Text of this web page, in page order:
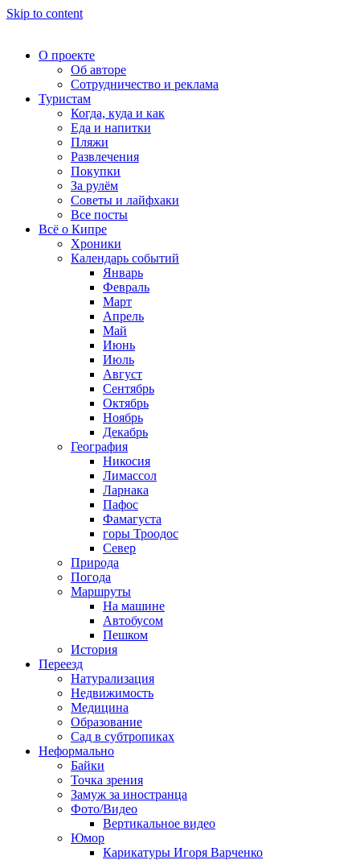
Skip to content
О проекте
Об авторе
Сотрудничество и реклама
Туристам
Когда, куда и как
Еда и напитки
Пляжи
Развлечения
Покупки
За рулём
Советы и лайфхаки
Все посты
Всё о Кипре
Хроники
Календарь событий
Январь
Февраль
Март
Апрель
Май
Июнь
Июль
Август
Сентябрь
Октябрь
Ноябрь
Декабрь
География
Никосия
Лимассол
Ларнака
Пафос
Фамагуста
горы Троодос
Север
Природа
Погода
Маршруты
На машине
Автобусом
Пешком
История
Переезд
Натурализация
Недвижимость
Медицина
Образование
Сад в субтропиках
Неформально
Байки
Точка зрения
Замуж за иностранца
Фото/Видео
Вертикальное видео
Юмор
Карикатуры Игоря Варченко